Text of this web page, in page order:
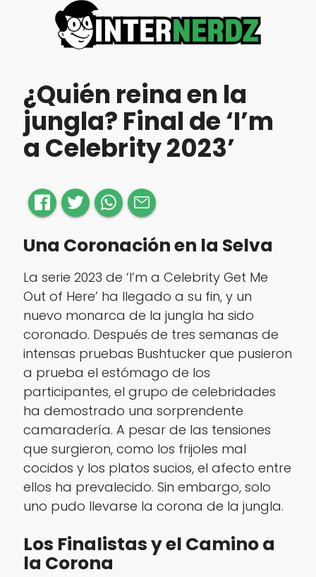
¿Quién reina en la
jungla? Final de ‘I’m
a Celebrity 2023’
Una Coronación en la Selva
La serie 2023 de ‘I’m a Celebrity Get Me
Out of Here’ ha llegado a su fin, y un
nuevo monarca de la jungla ha sido
coronado. Después de tres semanas de
intensas pruebas Bushtucker que pusieron
a prueba el estómago de los
participantes, el grupo de celebridades
ha demostrado una sorprendente
camaradería. A pesar de las tensiones
que surgieron, como los frijoles mal
cocidos y los platos sucios, el afecto entre
ellos ha prevalecido. Sin embargo, solo
uno pudo llevarse la corona de la jungla.
Los Finalistas y el Camino a
la Corona